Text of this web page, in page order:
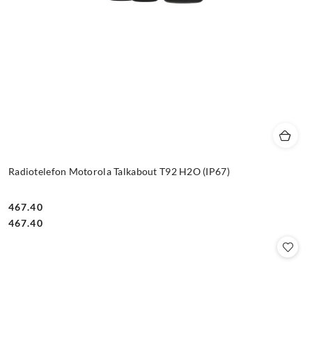
Radiotelefon Motorola Talkabout T92 H2O (IP67)
Cena:
467.40
Cena:
467.40